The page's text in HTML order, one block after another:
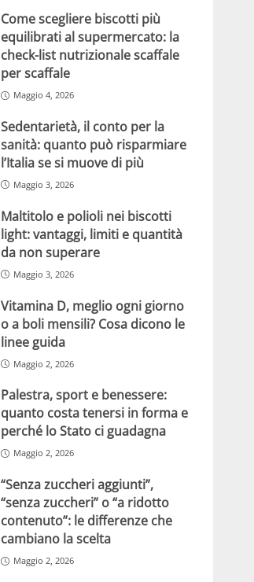
Come scegliere biscotti più
equilibrati al supermercato: la
check-list nutrizionale scaffale
per scaffale
Maggio 4, 2026
Sedentarietà, il conto per la
sanità: quanto può risparmiare
l’Italia se si muove di più
Maggio 3, 2026
Maltitolo e polioli nei biscotti
light: vantaggi, limiti e quantità
da non superare
Maggio 3, 2026
Vitamina D, meglio ogni giorno
o a boli mensili? Cosa dicono le
linee guida
Maggio 2, 2026
Palestra, sport e benessere:
quanto costa tenersi in forma e
perché lo Stato ci guadagna
Maggio 2, 2026
“Senza zuccheri aggiunti”,
“senza zuccheri” o “a ridotto
contenuto”: le differenze che
cambiano la scelta
Maggio 2, 2026